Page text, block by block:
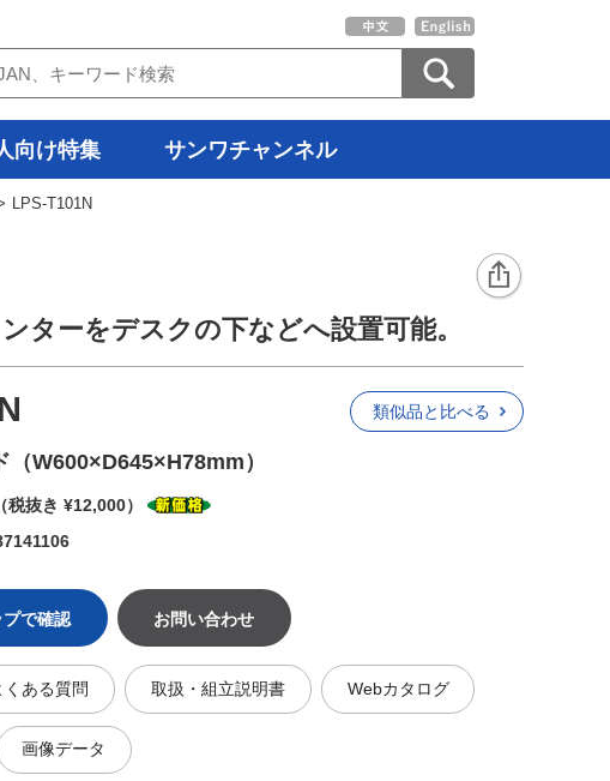
向け特集 サンワチャンネル
LPS-T101N
ターをデスクの下などへ設置可能。
（W600×D645×H78mm）
類似品と比べる
（税抜き ¥12,000）
で確認 お問い合わせ
くある質問 取扱・組立説明書 Webカタログ
画像データ